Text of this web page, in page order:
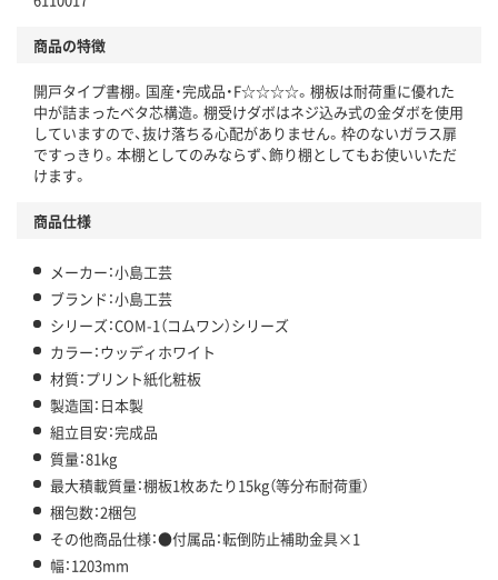
商品の特徴
開戸タイプ書棚。国産・完成品・F☆☆☆☆。棚板は耐荷重に優れた
中が詰まったベタ芯構造。棚受けダボはネジ込み式の金ダボを使用
していますので、抜け落ちる心配がありません。枠のないガラス扉
ですっきり。本棚としてのみならず、飾り棚としてもお使いいただ
けます。
商品仕様
メーカー：小島工芸
ブランド：小島工芸
シリーズ：COM-1（コムワン）シリーズ
カラー：ウッディホワイト
材質：プリント紙化粧板
製造国：日本製
組立目安：完成品
質量：81kg
最大積載質量：棚板1枚あたり15kg（等分布耐荷重）
梱包数：2梱包
その他商品仕様：●付属品：転倒防止補助金具×1
幅：1203mm